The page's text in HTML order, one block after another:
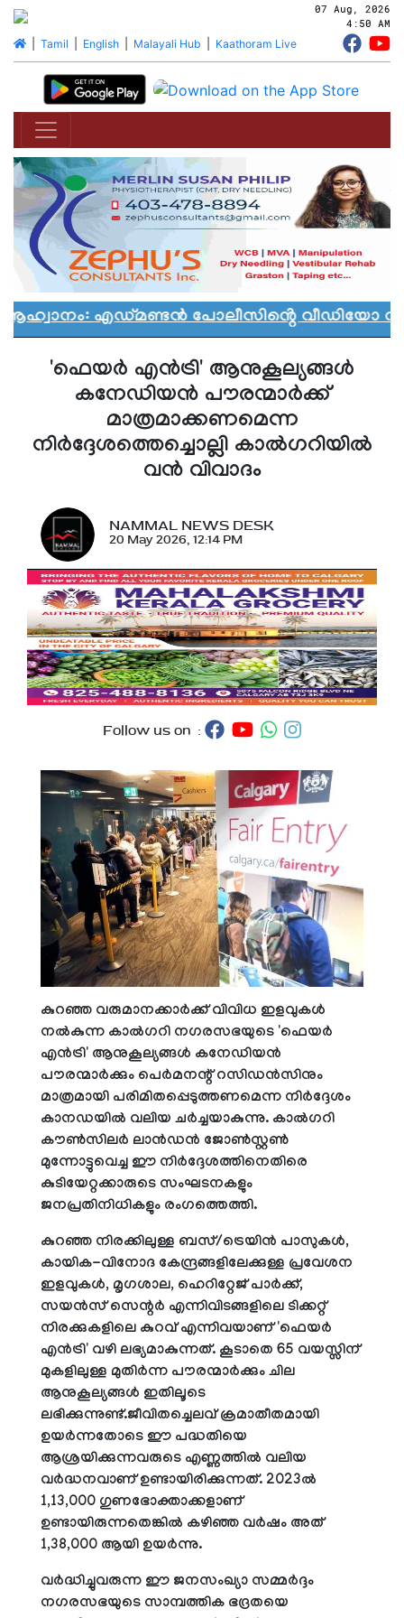
07 Aug, 2026
4:50 AM
| Tamil English| Malayali Hub Kaathoram Live
എഡ്മണ്ടൻ പോലീസിൻ്റെ വീഡിയോ
'ഫെയർ എൻട്രി' ആനുകൂല്യങ്ങൾ
കനേഡിയൻ പൗരന്മാർക്ക്
മാത്രമാക്കണമെന്ന
നിർദ്ദേശത്തെച്ചൊല്ലി കാൽഗറിയിൽ
വൻ വിവാദം
NAMMAL NEWS DESK
20 May 2026, 12:14 PM
Follow us on :
കുറഞ്ഞ വരുമാനക്കാർക്ക് വിവിധ ഇളവുകൾ
നൽകുന്ന കാൽഗറി നഗരസഭയുടെ 'ഫെയർ
എൻട്രി' ആനുകൂല്യങ്ങൾ കനേഡിയൻ
പൗരന്മാർക്കും പെർമനന്റ് റസിഡൻസിനും
മാത്രമായി പരിമിതപ്പെടുത്തണമെന്ന നിർദ്ദേശം
കാനഡയിൽ വലിയ ചർച്ചയാകുന്നു. കാൽഗറി
കൗൺസിലർ ലാൻഡൻ ജോൺസ്റ്റൺ
മുന്നോട്ടുവെച്ച ഈ നിർദ്ദേശത്തിനെതിരെ
കുടിയേറ്റക്കാരുടെ സംഘടനകളും
ജനപ്രതിനിധികളും രംഗത്തെത്തി.
കുറഞ്ഞ നിരക്കിലുള്ള ബസ്/ട്രെയിൻ പാസുകൾ,
കായിക-വിനോദ കേന്ദ്രങ്ങളിലേക്കുള്ള പ്രവേശന
ഇളവുകൾ, മൃഗശാല, ഹെറിറ്റേജ് പാർക്ക്,
സയൻസ് സെന്റർ എന്നിവിടങ്ങളിലെ ടിക്കറ്റ്
നിരക്കുകളിലെ കുറവ് എന്നിവയാണ് 'ഫെയർ
എൻട്രി' വഴി ലഭ്യമാകുന്നത്. കൂടാതെ 65 വയസ്സിന്
മുകളിലുള്ള മുതിർന്ന പൗരന്മാർക്കും ചില
ആനുകൂല്യങ്ങൾ ഇതിലൂടെ
ലഭിക്കുന്നുണ്ട്.ജീവിതച്ചെലവ് ക്രമാതീതമായി
ഉയർന്നതോടെ ഈ പദ്ധതിയെ
ആശ്രയിക്കുന്നവരുടെ എണ്ണത്തിൽ വലിയ
വർദ്ധനവാണ് ഉണ്ടായിരിക്കുന്നത്. 2023ൽ
1,13,000 ഗുണഭോക്താക്കളാണ്
ഉണ്ടായിരുന്നതെങ്കിൽ കഴിഞ്ഞ വർഷം അത്
1,38,000 ആയി ഉയർന്നു.
വർദ്ധിച്ചുവരുന്ന ഈ ജനസംഖ്യാ സമ്മർദ്ദം
നഗരസഭയുടെ സാമ്പത്തിക ഭദ്രതയെ